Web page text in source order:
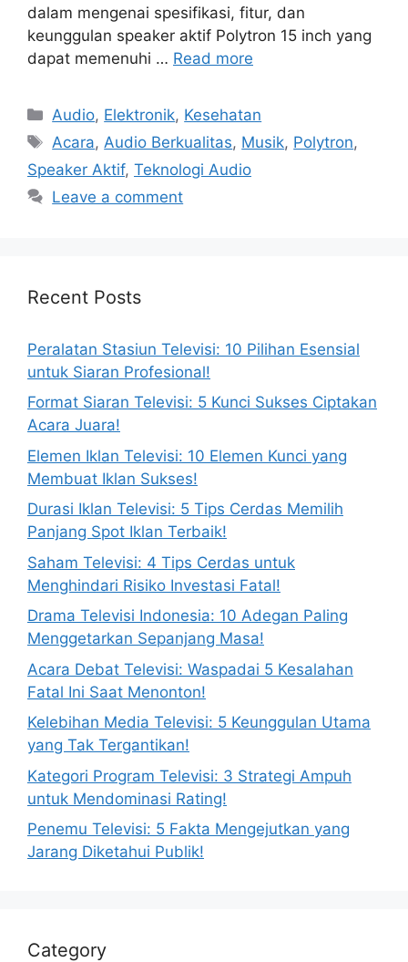
dalam mengenai spesifikasi, fitur, dan
keunggulan speaker aktif Polytron 15 inch yang
dapat memenuhi … Read more
Categories
Audio, Elektronik, Kesehatan
Tags
Acara, Audio Berkualitas, Musik, Polytron,
Speaker Aktif, Teknologi Audio
Leave a comment
Recent Posts
Peralatan Stasiun Televisi: 10 Pilihan Esensial
untuk Siaran Profesional!
Format Siaran Televisi: 5 Kunci Sukses Ciptakan
Acara Juara!
Elemen Iklan Televisi: 10 Elemen Kunci yang
Membuat Iklan Sukses!
Durasi Iklan Televisi: 5 Tips Cerdas Memilih
Panjang Spot Iklan Terbaik!
Saham Televisi: 4 Tips Cerdas untuk
Menghindari Risiko Investasi Fatal!
Drama Televisi Indonesia: 10 Adegan Paling
Menggetarkan Sepanjang Masa!
Acara Debat Televisi: Waspadai 5 Kesalahan
Fatal Ini Saat Menonton!
Kelebihan Media Televisi: 5 Keunggulan Utama
yang Tak Tergantikan!
Kategori Program Televisi: 3 Strategi Ampuh
untuk Mendominasi Rating!
Penemu Televisi: 5 Fakta Mengejutkan yang
Jarang Diketahui Publik!
Category